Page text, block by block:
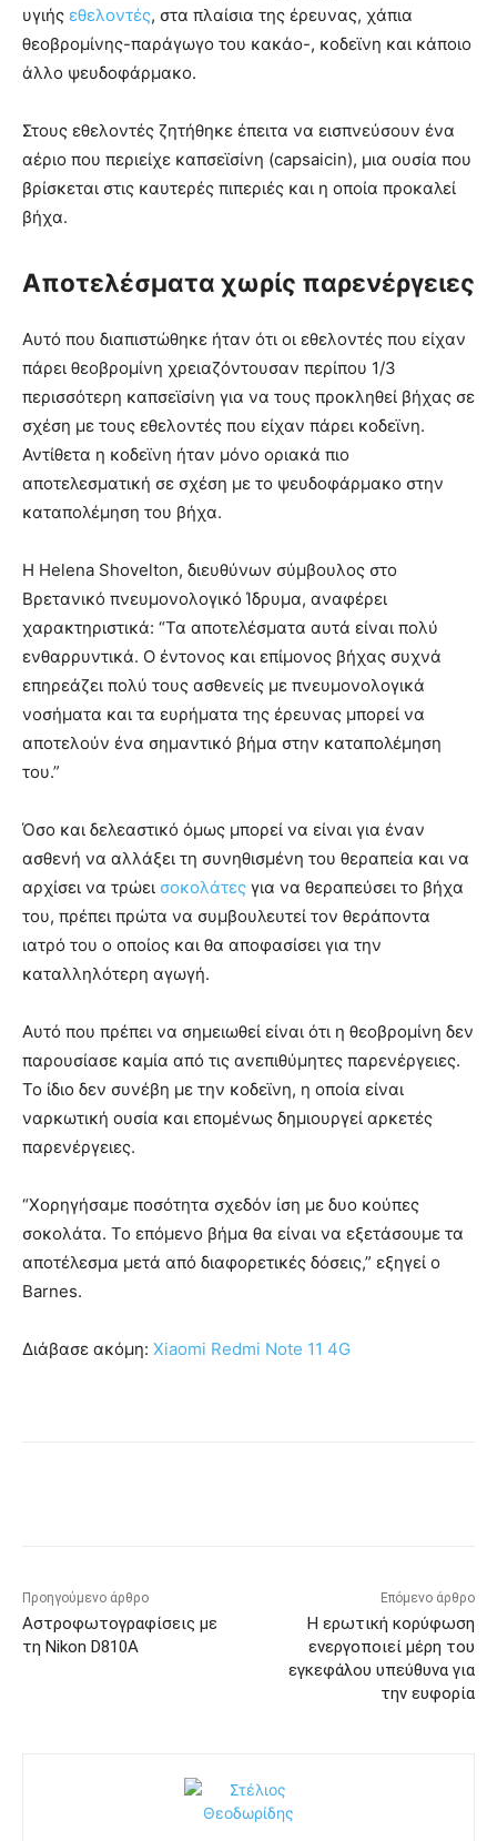
υγιής εθελοντές, στα πλαίσια της έρευνας, χάπια
θεοβρομίνης-παράγωγο του κακάο-, κοδεϊνη και κάποιο
άλλο ψευδοφάρμακο.
Στους εθελοντές ζητήθηκε έπειτα να εισπνεύσουν ένα
αέριο που περιείχε καπσεϊσίνη (capsaicin), μια ουσία που
βρίσκεται στις καυτερές πιπεριές και η οποία προκαλεί
βήχα.
Αποτελέσματα χωρίς παρενέργειες
Αυτό που διαπιστώθηκε ήταν ότι οι εθελοντές που είχαν
πάρει θεοβρομίνη χρειαζόντουσαν περίπου 1/3
περισσότερη καπσεϊσίνη για να τους προκληθεί βήχας σε
σχέση με τους εθελοντές που είχαν πάρει κοδεϊνη.
Αντίθετα η κοδεϊνη ήταν μόνο οριακά πιο
αποτελεσματική σε σχέση με το ψευδοφάρμακο στην
καταπολέμηση του βήχα.
Η Helena Shovelton, διευθύνων σύμβουλος στο
Βρετανικό πνευμονολογικό Ίδρυμα, αναφέρει
χαρακτηριστικά: “Τα αποτελέσματα αυτά είναι πολύ
ενθαρρυντικά. Ο έντονος και επίμονος βήχας συχνά
επηρεάζει πολύ τους ασθενείς με πνευμονολογικά
νοσήματα και τα ευρήματα της έρευνας μπορεί να
αποτελούν ένα σημαντικό βήμα στην καταπολέμηση
του.”
Όσο και δελεαστικό όμως μπορεί να είναι για έναν
ασθενή να αλλάξει τη συνηθισμένη του θεραπεία και να
αρχίσει να τρώει σοκολάτες για να θεραπεύσει το βήχα
του, πρέπει πρώτα να συμβουλευτεί τον θεράποντα
ιατρό του ο οποίος και θα αποφασίσει για την
καταλληλότερη αγωγή.
Αυτό που πρέπει να σημειωθεί είναι ότι η θεοβρομίνη δεν
παρουσίασε καμία από τις ανεπιθύμητες παρενέργειες.
Το ίδιο δεν συνέβη με την κοδεϊνη, η οποία είναι
ναρκωτική ουσία και επομένως δημιουργεί αρκετές
παρενέργειες.
“Χορηγήσαμε ποσότητα σχεδόν ίση με δυο κούπες
σοκολάτα. Το επόμενο βήμα θα είναι να εξετάσουμε τα
αποτέλεσμα μετά από διαφορετικές δόσεις,” εξηγεί ο
Barnes.
Διάβασε ακόμη: Xiaomi Redmi Note 11 4G
Προηγούμενο άρθρο
Αστροφωτογραφίσεις με
τη Nikon D810A
Επόμενο άρθρο
Η ερωτική κορύφωση
ενεργοποιεί μέρη του
εγκεφάλου υπεύθυνα για
την ευφορία